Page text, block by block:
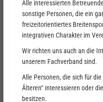
Alle interessierten
sonstige Personen, die ein
freizeitorientiertes
integrativen Charakter im
Wir richten uns auch an die
unserem Fachverband sind.
Alle Personen, die sich für
Älteren“ interessieren oder
besitzen.